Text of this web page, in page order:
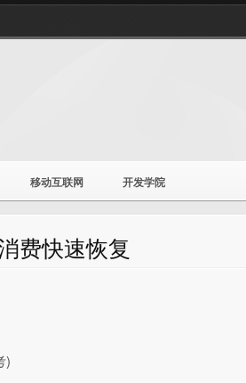
移动互联网 开发学院
费快速恢复
)